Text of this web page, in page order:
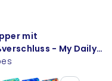
mit
- My Daily